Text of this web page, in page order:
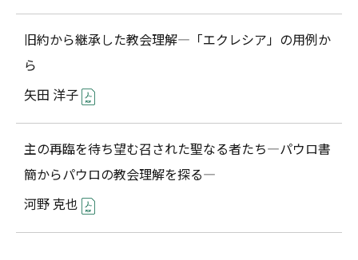
旧約から継承した教会理解―「エクレシア」の用例か
ら
矢田 洋子
主の再臨を待ち望む召された聖なる者たち―パウロ書
簡からパウロの教会理解を探る―
河野 克也